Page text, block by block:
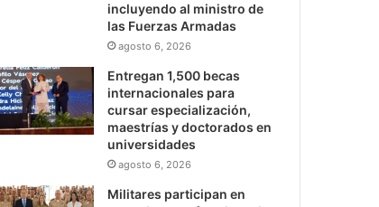
incluyendo al ministro de
las Fuerzas Armadas
agosto 6, 2026
Entregan 1,500 becas
internacionales para
cursar especialización,
maestrías y doctorados en
universidades
agosto 6, 2026
Militares participan en